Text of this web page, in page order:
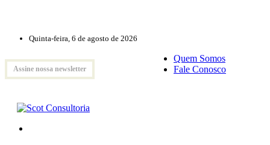
Quinta-feira, 6 de agosto de 2026
Assine nossa newsletter
Quem Somos
Fale Conosco